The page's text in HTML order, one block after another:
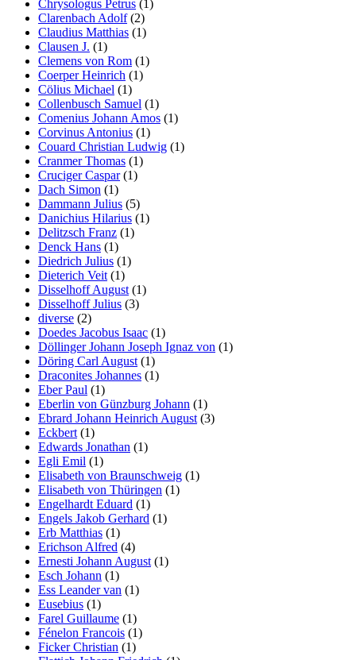
Chrysologus Petrus (1)
Clarenbach Adolf(2)
Claudius Matthias (1)
Clausen J. (1)
Clemens von Rom (1)
Coerper Heinrich (1)
Cölius Michael (1)
Collenbusch Samuel (1)
Comenius Johann Amos (1)
Corvinus Antonius (1)
Couard Christian Ludwig (1)
Cranmer Thomas (1)
Cruciger Caspar(1)
Dach Simon (1)
Dammann Julius (5)
Danichius Hilarius (1)
Delitzsch Franz (1)
Denck Hans (1)
Diedrich Julius (1)
Dieterich Veit (1)
Disselhoff August (1)
Disselhoff Julius (3)
diverse (2)
Doedes Jacobus Isaac (1)
Döllinger Johann Joseph Ignaz von (1)
Döring Carl August (1)
Draconites Johannes (1)
Eber Paul (1)
Eberlin von Günzburg Johann (1)
Ebrard Johann Heinrich August (3)
Eckbert (1)
Edwards Jonathan (1)
Egli Emil (1)
Elisabeth von Braunschweig (1)
Elisabeth von Thüringen (1)
Engelhardt Eduard (1)
Engels Jakob Gerhard (1)
Erb Matthias (1)
Erichson Alfred (4)
Ernesti Johann August (1)
Esch Johann (1)
Ess Leander van (1)
Eusebius (1)
Farel Guillaume (1)
Fénelon Francois (1)
Ficker Christian (1)